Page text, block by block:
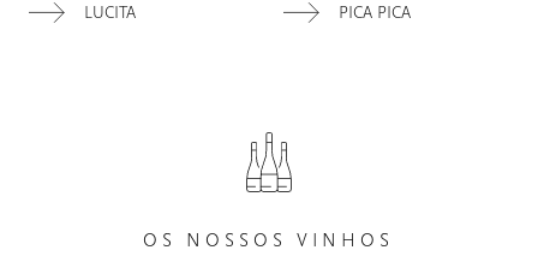
LUCITA PICA PICA
OS NOSSOS VINHOS